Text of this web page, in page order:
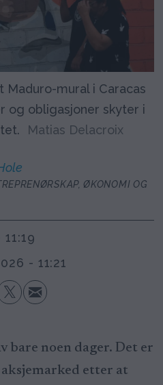
mural i Caracas
og obligasjoner skyter i
Matias Delacroix
ØKONOMI OG
11:19
- 11:21
bare noen dager. Det er
aksjemarked etter at